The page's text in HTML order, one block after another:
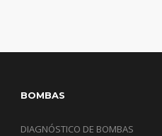
BOMBAS
DIAGNÓSTICO DE BOMBAS